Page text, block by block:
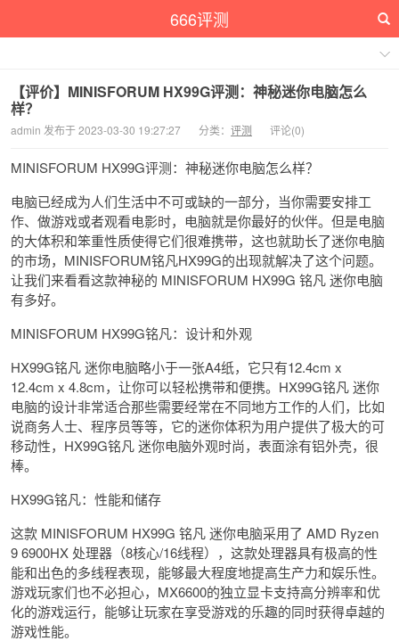
666评测
【评价】MINISFORUM HX99G评测：神秘迷你电脑怎么
样？
admin 发布于 2023-03-30 19:27:27 分类： 评测 评论(0)
MINISFORUM HX99G评测：神秘迷你电脑怎么样？
电脑已经成为人们生活中不可或缺的一部分，当你需要安排工
作、做游戏或者观看电影时，电脑就是你最好的伙伴。但是电脑
的大体积和笨重性质使得它们很难携带，这也就助长了迷你电脑
的市场，MINISFORUM铭凡HX99G的出现就解决了这个问题。
让我们来看看这款神秘的 MINISFORUM HX99G 铭凡 迷你电脑
有多好。
MINISFORUM HX99G铭凡：设计和外观
HX99G铭凡 迷你电脑略小于一张A4纸，它只有12.4cm x
12.4cm x 4.8cm，让你可以轻松携带和便携。HX99G铭凡 迷你
电脑的设计非常适合那些需要经常在不同地方工作的人们，比如
说商务人士、程序员等等，它的迷你体积为用户提供了极大的可
移动性，HX99G铭凡 迷你电脑外观时尚，表面涂有铝外壳，很
棒。
HX99G铭凡：性能和储存
这款 MINISFORUM HX99G 铭凡 迷你电脑采用了 AMD Ryzen
9 6900HX 处理器（8核心/16线程），这款处理器具有极高的性
能和出色的多线程表现，能够最大程度地提高生产力和娱乐性。
游戏玩家们也不必担心，MX6600的独立显卡支持高分辨率和优
化的游戏运行，能够让玩家在享受游戏的乐趣的同时获得卓越的
游戏性能。